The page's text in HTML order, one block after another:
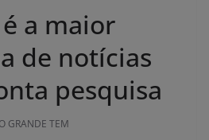
a maior
de notícias
pesquisa
GRANDE TEM